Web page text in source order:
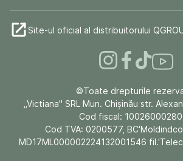
Site-ul oficial al distribuitorului
©Toate drepturile
„Victiana" SRL Mun. Chişinău str.
Cod fiscal:
Cod TVA: 0200577,
MD17ML000002224132001546